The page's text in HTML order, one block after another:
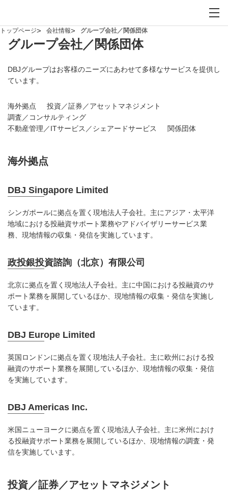
トップページ 会社情報 グループ会社／関係団体
グループ会社／関係団体
DBJグループはお客様のニーズにあわせて多様なサービスを提供し
ています。
海外拠点
投資／証券／アセットマネジメント
調査／コンサルティング
不動産管理／ITサービス／シェアードサービス
関係団体
海外拠点
DBJ Singapore Limited
シンガポールに拠点を置く現地法人子会社。主にアジア・太平洋
地域における投融資サポート業務やアドバイザリーサービス業
務、現地情報の収集・発信を実施しています。
政投銀投資諮詢（北京）有限公司
北京に拠点を置く現地法人子会社。主に中国における投融資のサ
ポート業務を展開しているほか、現地情報の収集・発信を実施し
ています。
DBJ Europe Limited
英国ロンドンに拠点を置く現地法人子会社。主に欧州における投
融資のサポート業務を展開しているほか、現地情報の収集・発信
を実施しています。
DBJ Americas Inc.
米国ニューヨークに拠点を置く現地法人子会社。主に米州におけ
る投融資サポート業務を展開しているほか、現地情報の調査・発
信を実施しています。
投資／証券／アセットマネジメント